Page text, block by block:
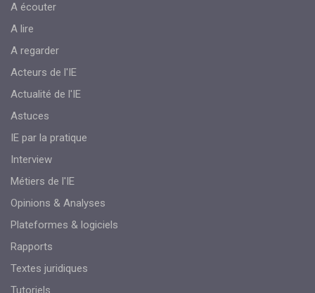
A écouter
A lire
A regarder
Acteurs de l'IE
Actualité de l'IE
Astuces
IE par la pratique
Interview
Métiers de l'IE
Opinions & Analyses
Plateformes & logiciels
Rapports
Textes juridiques
Tutoriels